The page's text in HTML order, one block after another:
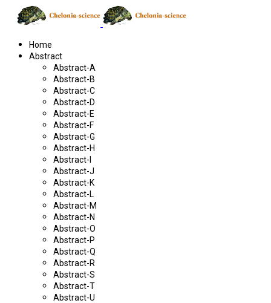
Home
Abstract
Abstract-A
Abstract-B
Abstract-C
Abstract-D
Abstract-E
Abstract-F
Abstract-G
Abstract-H
Abstract-I
Abstract-J
Abstract-K
Abstract-L
Abstract-M
Abstract-N
Abstract-O
Abstract-P
Abstract-Q
Abstract-R
Abstract-S
Abstract-T
Abstract-U